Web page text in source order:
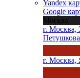
Yandex
Google
Москва
г.
г. Москва,